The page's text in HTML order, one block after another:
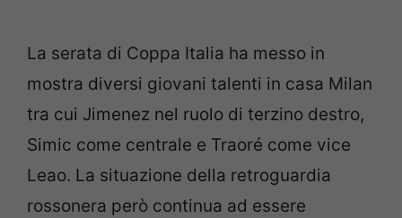
La serata di Coppa Italia ha messo in
mostra diversi giovani talenti in casa Milan
tra cui Jimenez nel ruolo di terzino destro,
Simic come centrale e Traoré come vice
Leao. La situazione della retroguardia
rossonera però continua ad essere